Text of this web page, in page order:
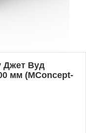
Джет Вуд
мм (MConcept-